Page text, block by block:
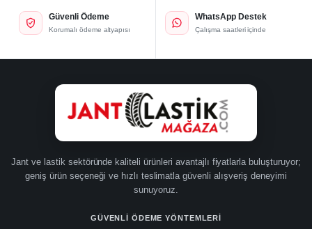
Güvenli Ödeme
Korumalı ödeme altyapısı
WhatsApp Destek
Çalışma saatleri içinde
Jant ve lastik sektöründe kaliteli ürünleri avantajlı fiyatlarla buluşturuyor;
geniş ürün seçeneği ve hızlı teslimatla güvenli alışveriş deneyimi
sunuyoruz.
GÜVENLI ÖDEME YÖNTEMLERI